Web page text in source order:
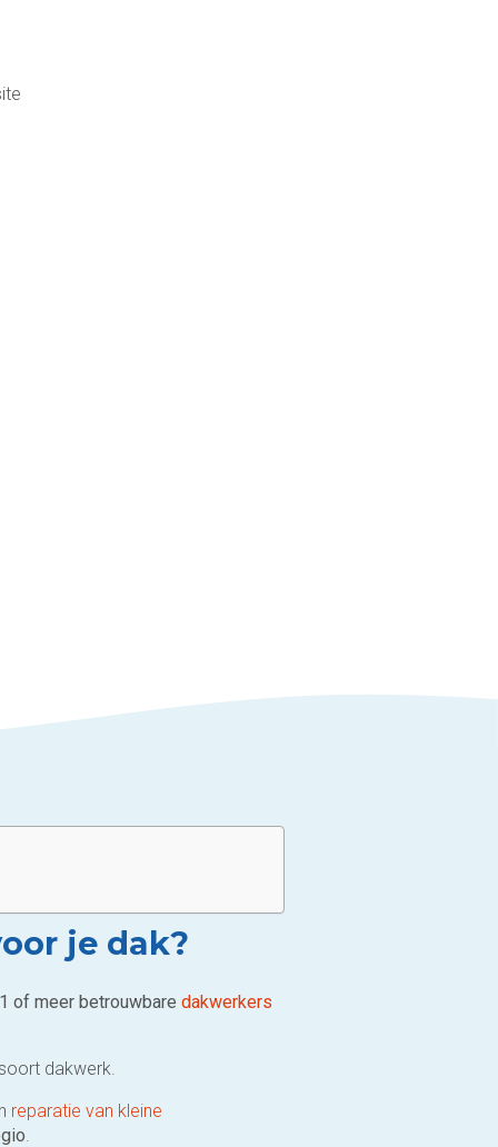
je dak?
of meer betrouwbare dakwerkers
dakwerk.
reparatie van kleine
.